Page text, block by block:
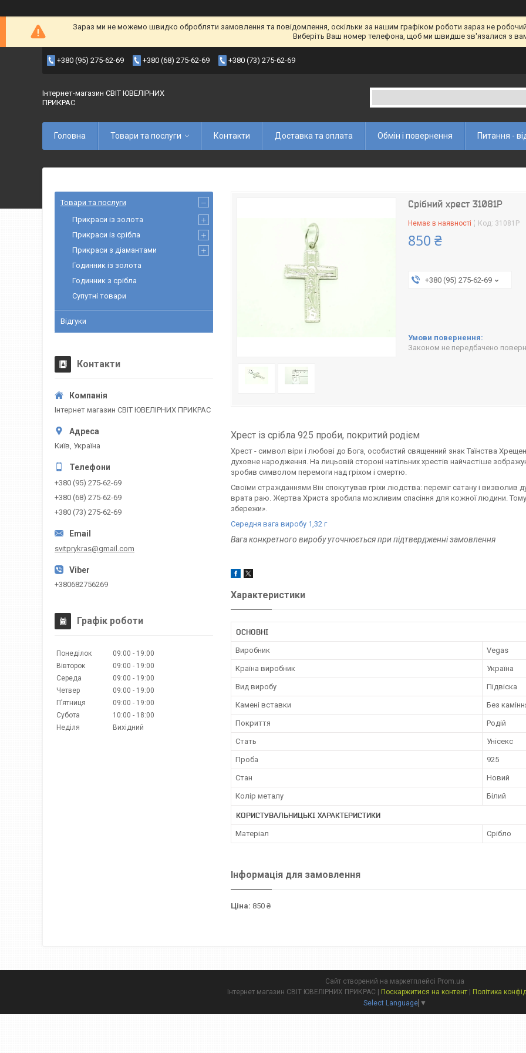
Зараз ми не можемо швидко обробляти замовлення та повідомлення, оскільки за нашим графіком роботи зараз не
Виберіть Ваш номер телефона, щоб ми швидше зв'язалися з
+380 (95) 275-62-69 +380 (68) 275-62-69 +380 (73) 275-62-69
Інтернет-магазин СВІТ ЮВЕЛІРНИХ
ПРИКРАС
Головна Товари та послуги Контакти Доставка та оплата Обмін і повернення Питання -
Срібний хрест 31081Р
Немає в наявності Код: 31081Р
850 ₴
+380 (95) 275-62-69
Законом не передбачено
Хрест із срібла 925 проби, покритий родієм
Хрест - символ віри і любові до Бога, особистий священний знак Таїнства
духовне народження. На лицьовій стороні натільних хрестів найчастіше
зробив символом перемоги над гріхом і смертю.
Своїми стражданнями Він спокутував гріхи людства: переміг сатану і визволив
врата раю. Жертва Христа зробила можливим спасіння для кожної людини. Тому
збережи».
Середня вага виробу 1,32 г
Вага конкретного виробу уточнюється при підтвердженні замовлення
Характеристики
ОСНОВНІ
Виробник Vegas
Країна виробник Україна
Вид виробу Підвіска
Камені вставки Без
Покриття Родій
Стать Унісекс
Проба 925
Стан Новий
Колір металу Білий
КОРИСТУВАЛЬНИЦЬКІ ХАРАКТЕРИСТИКИ
Матеріал Срібло
Інформація для замовлення
Ціна: 850 ₴
Товари та послуги
Прикраси із золота
Прикраси із срібла
Прикраси з діамантами
Годинник із золота
Годинник з срібла
Супутні товари
Відгуки
Контакти
Інтернет магазин СВІТ ЮВЕЛІРНИХ ПРИКРАС
Київ, Україна
+380 (95) 275-62-69
+380 (68) 275-62-69
+380 (73) 275-62-69
svitprykras@gmail.com
+380682756269
Графік роботи
Понеділок 09:00
19:00
Вівторок
09:00
19:00
Середа
09:00
19:00
Четвер
09:00
19:00
Пʼятниця
09:00
19:00
Субота
10:00
18:00
Неділя
Вихідний
Сайт створений на маркетплейсі Prom.ua
Поскаржитися на контент
Політика
Select Language ▼